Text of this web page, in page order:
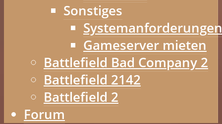
Sonstiges
Systemanforderungen
Gameserver mieten
Battlefield Bad Company 2
Battlefield 2142
Battlefield 2
Forum